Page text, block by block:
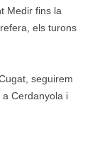
Medir fins la
els turons
seguirem
Cerdanyola i